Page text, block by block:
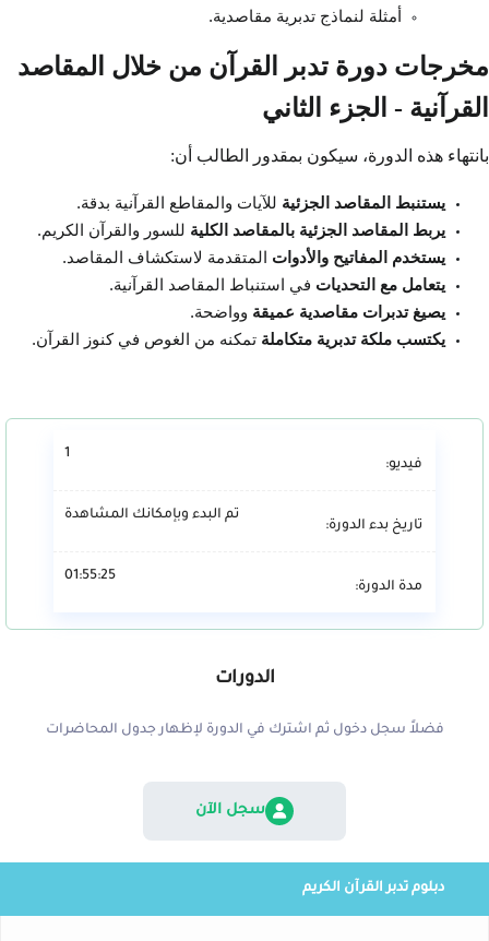
أمثلة لنماذج تدبرية مقاصدية.
مخرجات دورة تدبر القرآن من خلال المقاصد
القرآنية - الجزء الثاني
بانتهاء هذه الدورة، سيكون بمقدور الطالب أن:
يستنبط المقاصد الجزئية للآيات والمقاطع القرآنية بدقة.
يربط المقاصد الجزئية بالمقاصد الكلية للسور والقرآن الكريم.
يستخدم المفاتيح والأدوات المتقدمة لاستكشاف المقاصد.
يتعامل مع التحديات في استنباط المقاصد القرآنية.
يصيغ تدبرات مقاصدية عميقة وواضحة.
يكتسب ملكة تدبرية متكاملة تمكنه من الغوص في كنوز القرآن.
فيديو:
1
تاريخ بدء الدورة:
تم البدء وبإمكانك المشاهدة
مدة الدورة:
01:55:25
الدورات
فضلاً سجل دخول ثم اشترك في الدورة لإظهار جدول المحاضرات
سجل الآن
دبلوم تدبر القرآن الكريم